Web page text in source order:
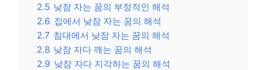
2.5 낮잠 자는 꿈의 부정적인 해석
2.6 집에서 낮잠 자는 꿈의 해석
2.7 침대에서 낮잠 자는 꿈의 해석
2.8 낮잠 자다 깨는 꿈의 해석
2.9 낮잠 자다 지각하는 꿈의 해석